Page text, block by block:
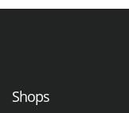
Shops